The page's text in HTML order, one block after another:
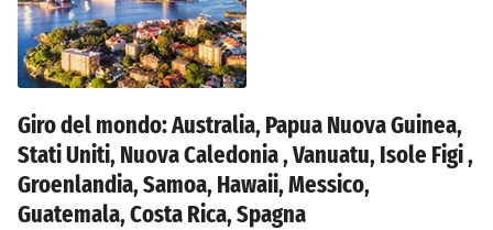
Giro del mondo: Australia, Papua Nuova Guinea,
Stati Uniti, Nuova Caledonia , Vanuatu, Isole Figi ,
Groenlandia, Samoa, Hawaii, Messico,
Guatemala, Costa Rica, Spagna